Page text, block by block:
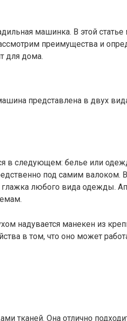
машинка. В этой
преимущества и
для дома.
представлена в двух
в следующем: белье или
под самим валоком.
глажка любого вида одежды.
надувается манекен из
в том, что оно может
тканей. Она отлично